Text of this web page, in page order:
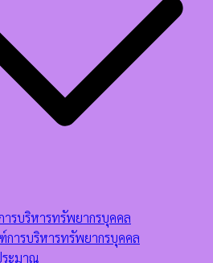
ารบริหารทรัพยากรบุคคล​
การบริหารทรัพยากรบุคคล​
ะมาณ